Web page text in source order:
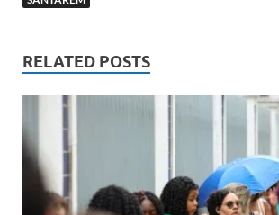
RELATED POSTS